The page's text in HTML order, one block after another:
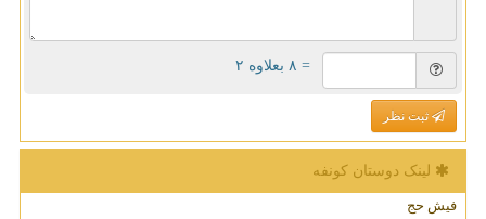
= ۸ بعلاوه ۲
ثبت نظر
لینک دوستان كونفه
فیش حج